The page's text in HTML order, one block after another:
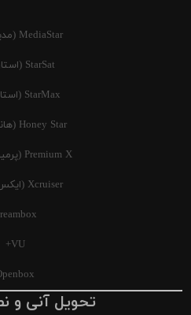
MediaStar (مدیا استار)
StarSat (استارست)
StarMax (استارمکس)
Honey Star (هانی استار)
Premium X (پرمیوم ایکس)
Xcruiser (ایکس کروزر)
VU+
تحویل آنی و